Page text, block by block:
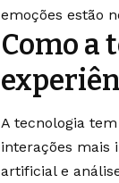
emoções estão
Como a
A tecnologia
interações mais
artificial e